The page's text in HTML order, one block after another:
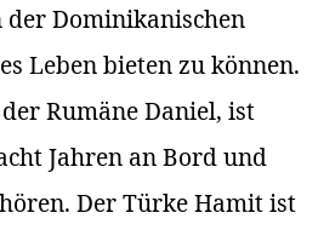
der Dominikanischen
Leben bieten zu können.
Rumäne Daniel, ist
Jahren an Bord und
Der Türke Hamit ist